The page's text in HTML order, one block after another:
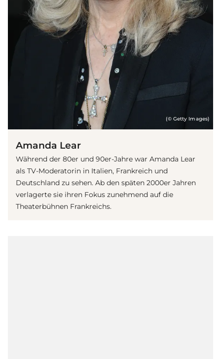
(© Getty Images)
Amanda Lear
Während der 80er und 90er-Jahre war Amanda Lear
als TV-Moderatorin in Italien, Frankreich und
Deutschland zu sehen. Ab den späten 2000er Jahren
verlagerte sie ihren Fokus zunehmend auf die
Theaterbühnen Frankreichs.